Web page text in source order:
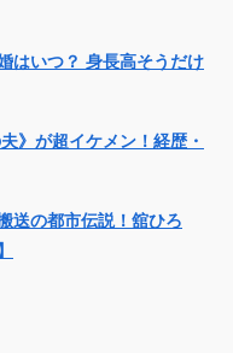
はいつ？ 身長高そうだけ
》が超イケメン！経歴・
送の都市伝説！舘ひろ